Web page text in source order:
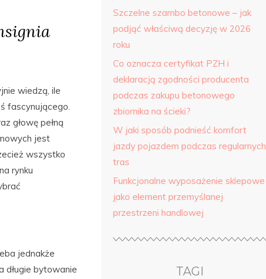
wiedzą, ile
fascynującego.
głowę pełną
jest
wszystko
rynku
jednakże
długie bytowanie
Szczelne szambo betonowe – jak
podjąć właściwą decyzję w 2026
roku
Co oznacza certyfikat PZH i
deklaracją zgodności producenta
podczas zakupu betonowego
zbiornika na ścieki?
W jaki sposób podnieść komfort
jazdy pojazdem podczas regularnych
tras
Funkcjonalne wyposażenie sklepowe
jako element przemyślanej
przestrzeni handlowej
TAGI